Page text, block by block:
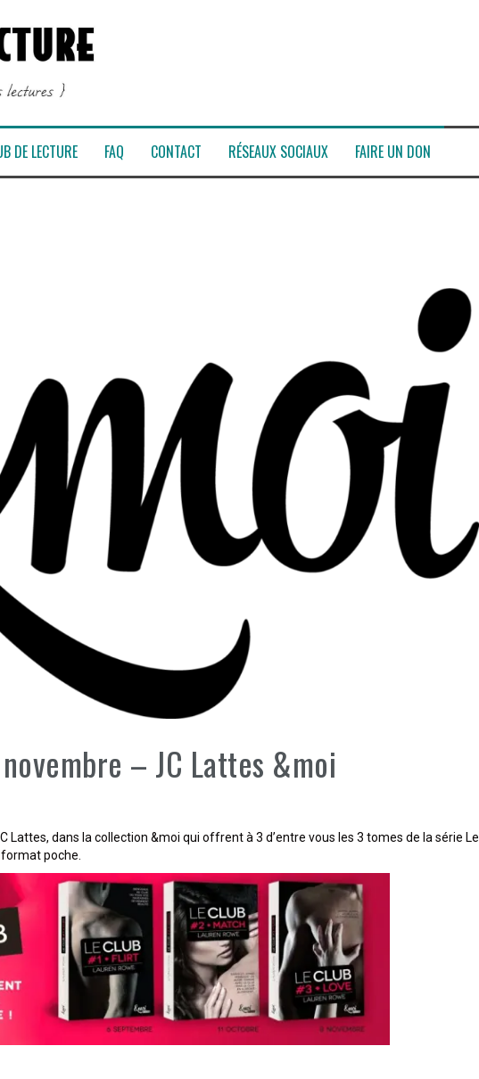
DE LECTURE FAQ CONTACT RÉSEAUX SOCIAUX FAIRE UN DON
– JC Lattes &moi
Lattes, dans la collection &moi qui offrent à 3 d’entre vous les 3 tomes de la série Le
poche.